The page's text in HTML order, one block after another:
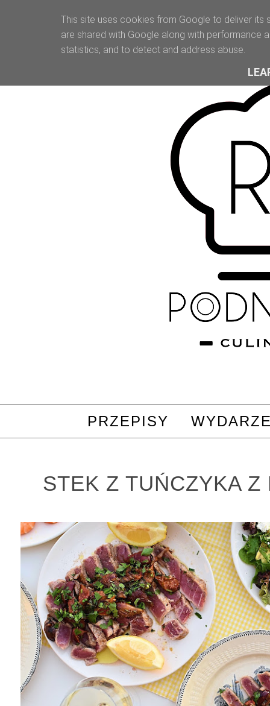
PRZEPISY
STEK Z TUŃCZYKA Z
This site uses cookies from Google to deliver its
are shared with Google along with performance
statistics, and to detect and address abuse.